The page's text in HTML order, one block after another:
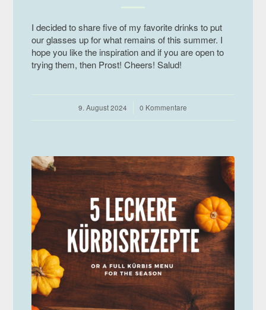
I decided to share five of my favorite drinks to put
our glasses up for what remains of this summer. I
hope you like the inspiration and if you are open to
trying them, then Prost! Cheers! Salud!
9. August 2024
/ 0 Kommentare